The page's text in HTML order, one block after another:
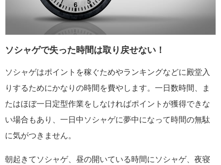
ソシャゲで失った時間は取り戻せない！
ソシャゲはポイントを稼ぐためやランキングなどに殿堂入
りするためにかなりの時間を費やします。一日数時間、ま
たはほぼ一日定型作業をしなければポイントが獲得できな
い場合もあり、一日中ソシャゲに夢中になって時間の無駄
に気がつきません。
朝起きてソシャゲ、昼の開いている時間にソシャゲ、夜寝